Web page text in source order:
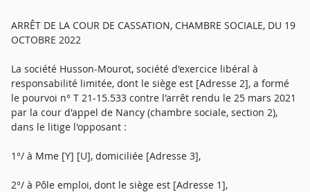
ARRÊT DE LA COUR DE CASSATION, CHAMBRE SOCIALE, DU 19
OCTOBRE 2022
La société Husson-Mourot, société d'exercice libéral à
responsabilité limitée, dont le siège est [Adresse 2], a formé
le pourvoi n° T 21-15.533 contre l'arrêt rendu le 25 mars 2021
par la cour d'appel de Nancy (chambre sociale, section 2),
dans le litige l'opposant :
1°/ à Mme [Y] [U], domiciliée [Adresse 3],
2°/ à Pôle emploi, dont le siège est [Adresse 1],